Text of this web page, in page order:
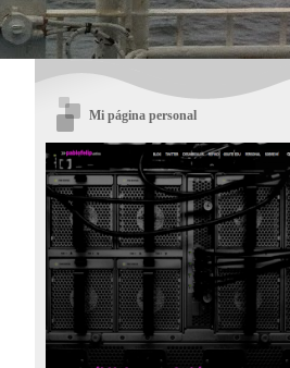
Mi página personal